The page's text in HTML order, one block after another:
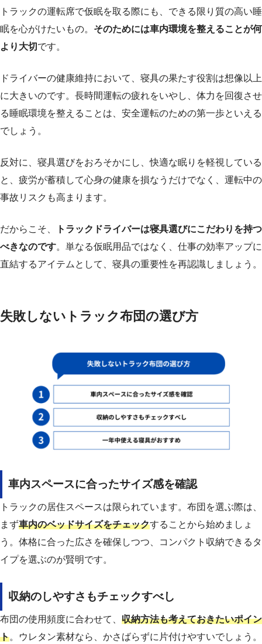
トラックの運転席で仮眠を取る際にも、できる限り質の高い睡
眠を心がけたいもの。 そのためには車内環境を整えることが何
より大切 です。
ドライバーの健康維持において、寝具の果たす役割は想像以上
に大きいのです。長時間運転の疲れをいやし、体力を回復させ
る睡眠環境を整えることは、安全運転のための第一歩といえる
でしょう。
反対に、寝具選びをおろそかにし、快適な眠りを軽視している
と、疲労が蓄積して心身の健康を損なうだけでなく、運転中の
事故リスクも高まります。
だからこそ、
トラックドライバーは寝具選びにこだわりを持つ
べきなのです。単なる仮眠用品ではなく、仕事の効率アップに
直結するアイテムとして、寝具の重要性を再認識しましょう。
失敗しないトラック布団の選び方
車内スペースに合ったサイズ感を確認
トラックの居住スペースは限られています。布団を選ぶ際は、
まず車内のベッドサイズをチェックすることから始めましょ
う。体格に合った広さを確保しつつ、コンパクト収納できるタ
イプを選ぶのが賢明です。
収納のしやすさもチェックすべし
布団の使用頻度に合わせて、 収納方法も考えておきたいポイン
ト。ウレタン素材なら、かさばらずに片付けやすいでしょう。